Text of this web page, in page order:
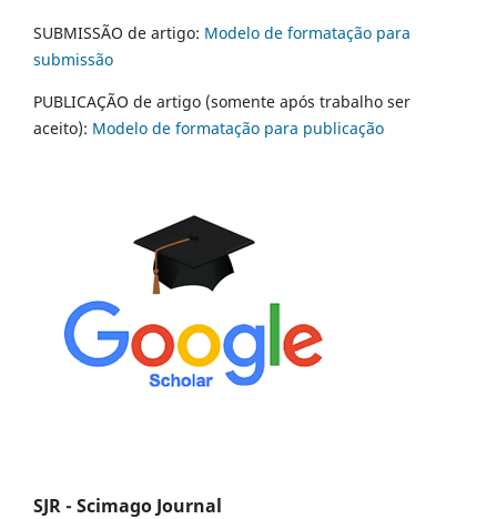
SUBMISSÃO de artigo: Modelo de formatação para
submissão
PUBLICAÇÃO de artigo (somente após trabalho ser
aceito): Modelo de formatação para publicação
SJR - Scimago Journal